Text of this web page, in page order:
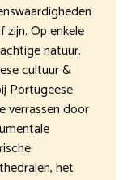
Op enkele
natuur.
cultuur &
Portugeese
verrassen door
het